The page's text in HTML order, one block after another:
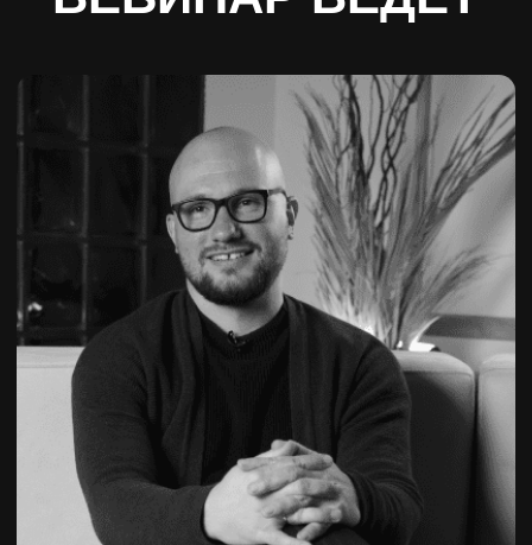
Зарегистрируйтесь и получите
бонусы:
9 примеров
кликбейтных